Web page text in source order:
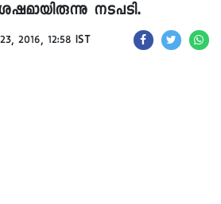
നടപടി.
2016, 12:58 IST